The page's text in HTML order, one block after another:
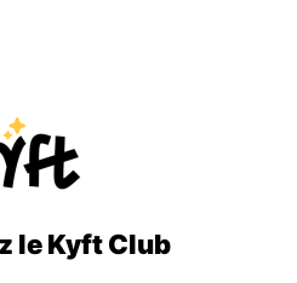
le Kyft Club